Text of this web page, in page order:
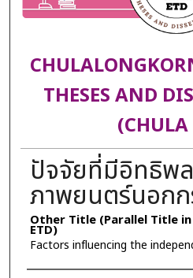
THESES AND
(CHULA
ปัจจัยที่มีอิทธิพ
ภาพยนตร์นอกก
Other Title (Parallel Title
ETD)
Factors influencing the